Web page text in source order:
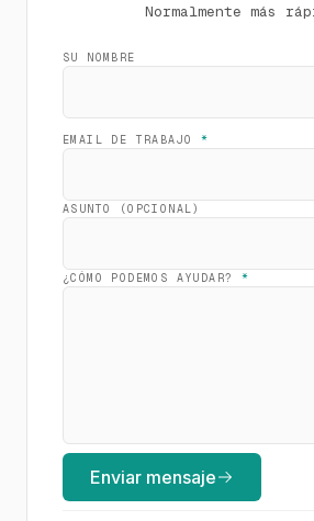
Normalmente más
SU NOMBRE
EMAIL DE TRABAJO *
ASUNTO (OPCIONAL)
¿CÓMO PODEMOS AYUDAR? *
Enviar mensaje